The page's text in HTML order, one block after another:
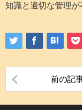
知識と適切な管理が
前の記